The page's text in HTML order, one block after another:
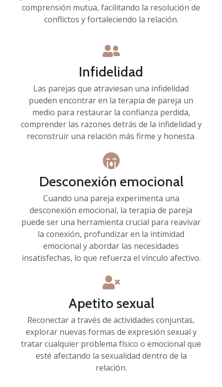
comprensión mutua, facilitando la resolución de
conflictos y fortaleciendo la relación.
Infidelidad
Las parejas que atraviesan una infidelidad
pueden encontrar en la terapia de pareja un
medio para restaurar la confianza perdida,
comprender las razones detrás de la infidelidad y
reconstruir una relación más firme y honesta.
Desconexión emocional
Cuando una pareja experimenta una
desconexión emocional, la terapia de pareja
puede ser una herramienta crucial para reavivar
la conexión, profundizar en la intimidad
emocional y abordar las necesidades
insatisfechas, lo que refuerza el vínculo afectivo.
Apetito sexual
Reconectar a través de actividades conjuntas,
explorar nuevas formas de expresión sexual y
tratar cualquier problema físico o emocional que
esté afectando la sexualidad dentro de la
relación.